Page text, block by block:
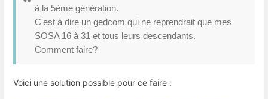
à la 5ème génération.
C'est à dire un gedcom qui ne reprendrait que mes
SOSA 16 à 31 et tous leurs descendants.
Comment faire?
Voici une solution possible pour ce faire :